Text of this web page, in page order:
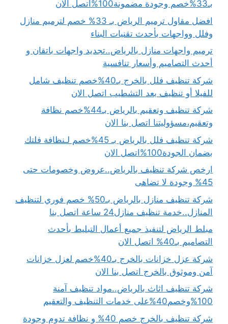
بـ33%خصم وجودة مضمونة100%اتصل الان
افضل مقاول ترميم الرياض بـ 33% خصم لترميم منازل
وفلل وواجهات بأحدث تقنيات البناء
ترميم واجهات منازل بالرياض..تجديد واجهات باتقان و
أحدث التصاميم وأسعار تنافسية
شركة تنظيف فلل بالخرج بـ40%خصم تنظيف شامل
للفيلا أو تنظيف بعد التشطيب اتصل الان
شركة تنظيف وتعقيم بالرياض بـ44%خصم نظافة
وتعقيم،مسؤوليتنا اتصل بنا الان
شركة تنظيف فلل بالرياض بـ 45%خصم لـنظافة فلتك
بضمان الجودة100%اتصل الان
ارخص شركة تنظيف بالرياض..عروض وخصومات حتى
45% وجودة لا تضاهى
شركة تنظيف منازل بالرياض بـ50% خصم فوري لتنظيف
المنازل..خدمة تنظيف منازل24 ساعة اتصل بنا
مبلط الرياض لتنفيذ جميع أعمال التبليط بأحدث
التصاميم بـ40% اتصل الان
شركة عزل خزانات بالخرج بـ40%خصم لعزل خزانات
آمن وموثوق بالخرج اتصل بنا الان
شركة تنظيف اثاث بالرياض..مواد تنظيف آمنة
100%وخصم40%على خدمات التنظيف والتعقيم
شركة تنظيف بالخرج خصم 40% و نظافة تدوم وجودة